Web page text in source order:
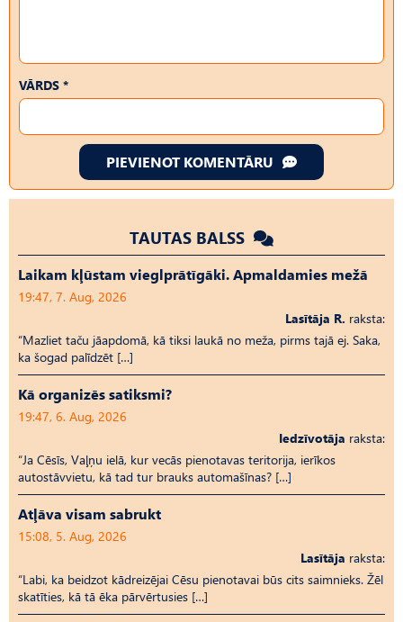
VĀRDS *
PIEVIENOT KOMENTĀRU
TAUTAS BALSS
Laikam kļūstam vieglprātīgāki. Apmaldamies mežā
19:47, 7. Aug, 2026
Lasītāja R. raksta:
“Mazliet taču jāapdomā, kā tiksi laukā no meža, pirms tajā ej. Saka,
ka šogad palīdzēt […]
Kā organizēs satiksmi?
19:47, 6. Aug, 2026
Iedzīvotāja raksta:
“Ja Cēsīs, Vaļņu ielā, kur vecās pienotavas teritorija, ierīkos
autostāvvietu, kā tad tur brauks automašīnas? […]
Atļāva visam sabrukt
15:08, 5. Aug, 2026
Lasītāja raksta:
“Labi, ka beidzot kādreizējai Cēsu pienotavai būs cits saimnieks. Žēl
skatīties, kā tā ēka pārvērtusies […]